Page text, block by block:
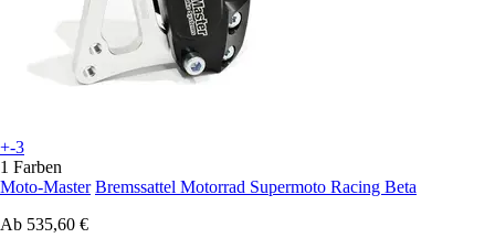
+-3
1 Farben
Moto-Master Bremssattel Motorrad Supermoto Racing Beta
Ab 535,60 €